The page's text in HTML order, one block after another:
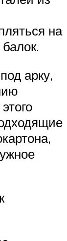
на
арку,